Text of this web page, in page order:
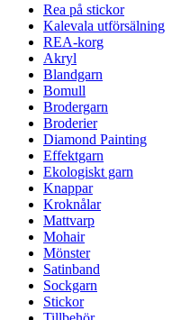
Rea på stickor
Kalevala utförsälning
REA-korg
Akryl
Blandgarn
Bomull
Brodergarn
Broderier
Diamond Painting
Effektgarn
Ekologiskt garn
Knappar
Kroknålar
Mattvarp
Mohair
Mönster
Satinband
Sockgarn
Stickor